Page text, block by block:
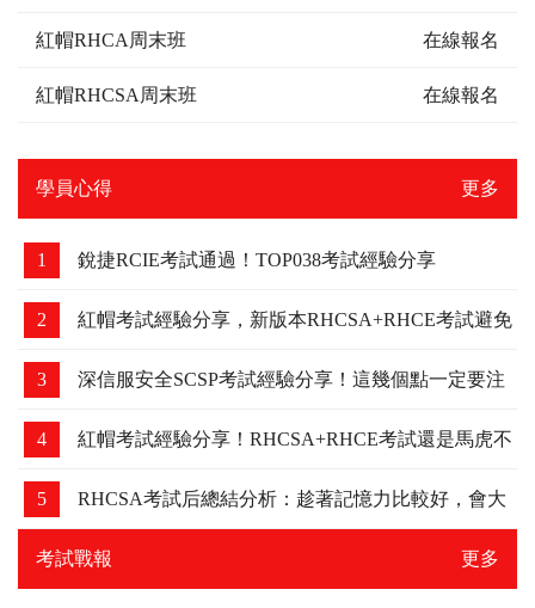
紅帽RHCA周末班 在線報名
紅帽RHCSA周末班 在線報名
學員心得 更多
1 銳捷RCIE考試通過！TOP038考試經驗分享
2 紅帽考試經驗分享，新版本RHCSA+RHCE考試避免
踩坑
3 深信服安全SCSP考試經驗分享！這幾個點一定要注
意，我差點吃了虧！
4 紅帽考試經驗分享！RHCSA+RHCE考試還是馬虎不
得，細節要注意下！
5 RHCSA考試后總結分析：趁著記憶力比較好，會大
家分享下
考試戰報 更多